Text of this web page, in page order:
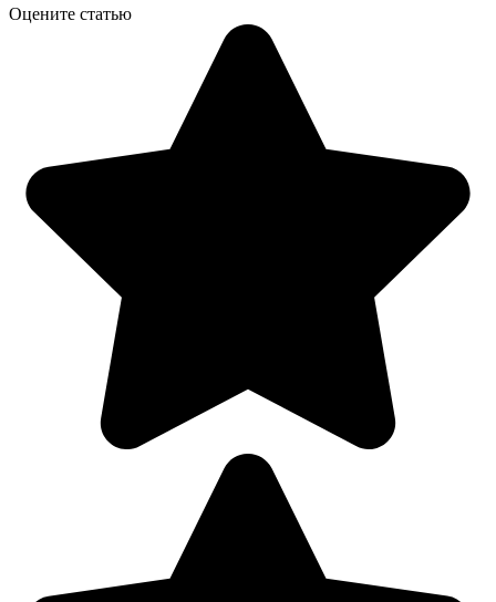
Оцените статью